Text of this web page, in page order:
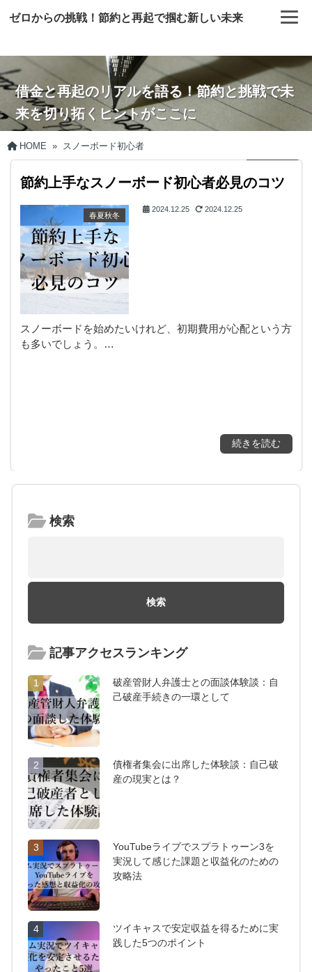
ゼロからの挑戦！節約と再起で掴む新しい未来
借金と再起のリアルを語る！節約と挑戦で未
来を切り拓くヒントがここに
HOME » スノーボード初心者
節約上手なスノーボード初心者必見のコツ
春夏秋冬
2024.12.25 2024.12.25
スノーボードを始めたいけれど、初期費用が心配という方
も多いでしょう。…
続きを読む
検索
記事アクセスランキング
1
破産管財人弁護士との面談体験談：自
己破産手続きの一環として
2
債権者集会に出席した体験談：自己破
産の現実とは？
3
YouTubeライブでスプラトゥーン3を
実況して感じた課題と収益化のための
攻略法
4
ツイキャスで安定収益を得るために実
践した5つのポイント